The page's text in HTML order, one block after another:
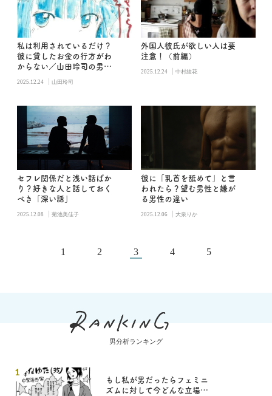
私は利用されているだけ？
彼に貸したお金の行方がわ
からない／山田玲司の男子
2025.12.24 | 山田玲司
外国人彼氏が欲しい人は要
注意！（前編）
2025.12.24 | 中村綾花
セフレ関係だと浅い話ばか
り？好きな人と話しておく
べき「深い話」
2025.12.08 | 菊池美佳子
彼に「乳首を舐めて」と言
われたら？望む男性と嫌が
る男性の違い
2025.12.06 | 大泉りか
1 2 3 4 5
男分析ランキング
もし私が男だったらフェミニ
ズムに対して今どんな立場を